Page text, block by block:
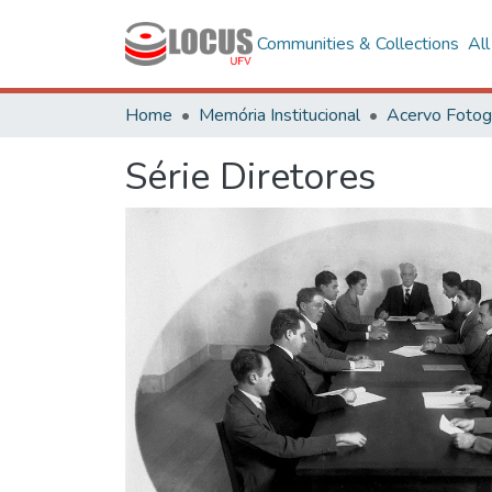
Communities & Collections All
Home Memória Institucional
Série Diretores